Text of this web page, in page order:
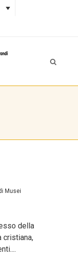
Musei
della
cristiana,